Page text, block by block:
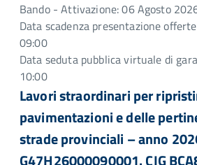
Bando - Attivazione: 06 Agosto
Data scadenza presentazione
09:00
Data seduta pubblica virtuale di
10:00
Lavori straordinari per
pavimentazioni e delle
strade provinciali – anno
G47H26000090001. CIG